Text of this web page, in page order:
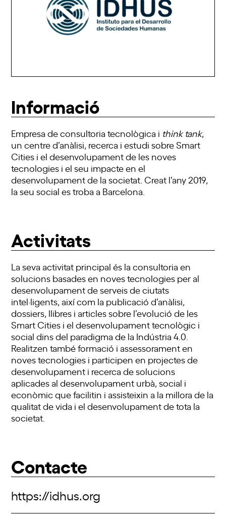
Informació
Empresa de consultoria tecnològica i think tank,
un centre d’anàlisi, recerca i estudi sobre Smart
Cities i el desenvolupament de les noves
tecnologies i el seu impacte en el
desenvolupament de la societat. Creat l’any 2019,
la seu social es troba a Barcelona.
Activitats
La seva activitat principal és la consultoria en
solucions basades en noves tecnologies per al
desenvolupament de serveis de ciutats
intel·ligents, així com la publicació d’anàlisi,
dossiers, llibres i articles sobre l’evolució de les
Smart Cities i el desenvolupament tecnològic i
social dins del paradigma de la Indústria 4.0.
Realitzen també formació i assessorament en
noves tecnologies i participen en projectes de
desenvolupament i recerca de solucions
aplicades al desenvolupament urbà, social i
econòmic que facilitin i assisteixin a la millora de la
qualitat de vida i el desenvolupament de tota la
societat.
Contacte
https://idhus.org